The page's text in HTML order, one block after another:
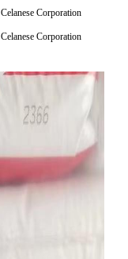
Celanese Corporation
Celanese Corporation